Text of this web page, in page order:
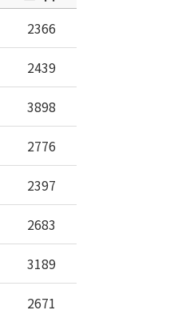
2366
2439
3898
2776
2397
2683
3189
2671